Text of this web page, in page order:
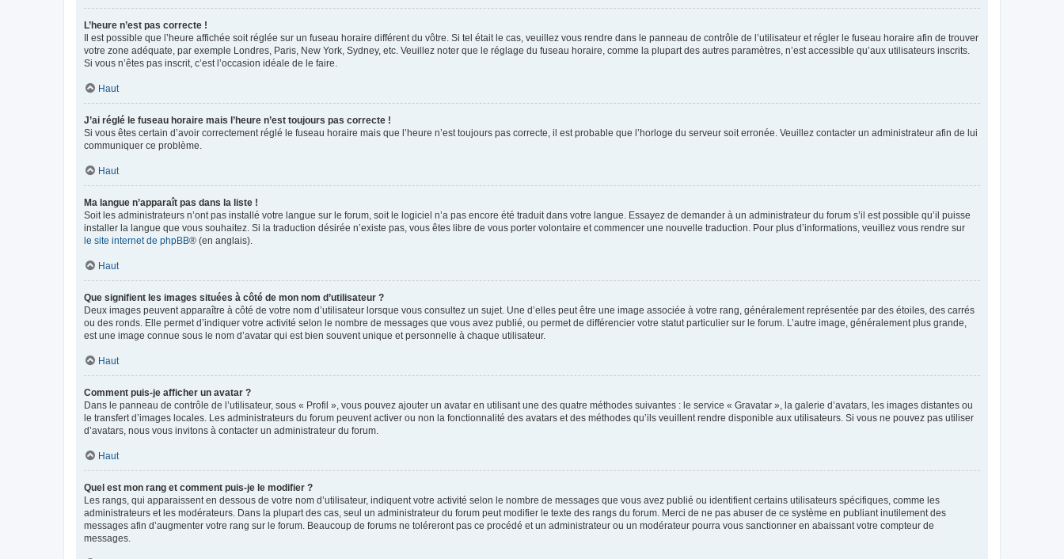
L’heure n’est pas correcte !
Il est possible que l’heure affichée soit réglée sur un fuseau horaire différent du vôtre. Si tel était le cas, veuillez vous rendre dans le panneau de contrôle de l’utilisateur et régler le fuseau horaire afin de trouver
votre zone adéquate, par exemple Londres, Paris, New York, Sydney, etc. Veuillez noter que le réglage du fuseau horaire, comme la plupart des autres paramètres, n’est accessible qu’aux utilisateurs inscrits.
Si vous n’êtes pas inscrit, c’est l’occasion idéale de le faire.
Haut
J’ai réglé le fuseau horaire mais l’heure n’est toujours pas correcte !
Si vous êtes certain d’avoir correctement réglé le fuseau horaire mais que l’heure n’est toujours pas correcte, il est probable que l’horloge du serveur soit erronée. Veuillez contacter un administrateur afin de lui
communiquer ce problème.
Haut
Ma langue n’apparaît pas dans la liste !
Soit les administrateurs n’ont pas installé votre langue sur le forum, soit le logiciel n’a pas encore été traduit dans votre langue. Essayez de demander à un administrateur du forum s’il est possible qu’il puisse
installer la langue que vous souhaitez. Si la traduction désirée n’existe pas, vous êtes libre de vous porter volontaire et commencer une nouvelle traduction. Pour plus d’informations, veuillez vous rendre sur
le site internet de phpBB® (en anglais).
Haut
Que signifient les images situées à côté de mon nom d’utilisateur ?
Deux images peuvent apparaître à côté de votre nom d’utilisateur lorsque vous consultez un sujet. Une d’elles peut être une image associée à votre rang, généralement représentée par des étoiles, des carrés
ou des ronds. Elle permet d’indiquer votre activité selon le nombre de messages que vous avez publié, ou permet de différencier votre statut particulier sur le forum. L’autre image, généralement plus grande,
est une image connue sous le nom d’avatar qui est bien souvent unique et personnelle à chaque utilisateur.
Haut
Comment puis-je afficher un avatar ?
Dans le panneau de contrôle de l’utilisateur, sous « Profil », vous pouvez ajouter un avatar en utilisant une des quatre méthodes suivantes : le service « Gravatar », la galerie d’avatars, les images distantes ou
le transfert d’images locales. Les administrateurs du forum peuvent activer ou non la fonctionnalité des avatars et des méthodes qu’ils veuillent rendre disponible aux utilisateurs. Si vous ne pouvez pas utiliser
d’avatars, nous vous invitons à contacter un administrateur du forum.
Haut
Quel est mon rang et comment puis-je le modifier ?
Les rangs, qui apparaissent en dessous de votre nom d’utilisateur, indiquent votre activité selon le nombre de messages que vous avez publié ou identifient certains utilisateurs spécifiques, comme les
administrateurs et les modérateurs. Dans la plupart des cas, seul un administrateur du forum peut modifier le texte des rangs du forum. Merci de ne pas abuser de ce système en publiant inutilement des
messages afin d’augmenter votre rang sur le forum. Beaucoup de forums ne toléreront pas ce procédé et un administrateur ou un modérateur pourra vous sanctionner en abaissant votre compteur de
messages.